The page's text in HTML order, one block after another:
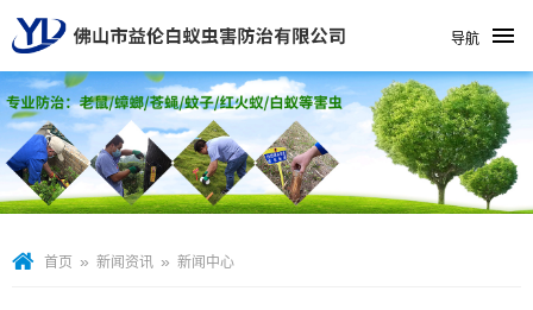
导航
首页 » 新闻资讯 » 新闻中心